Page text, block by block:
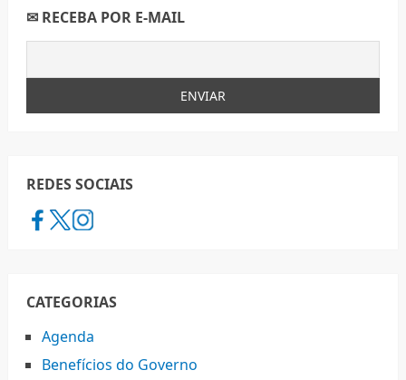
✉ RECEBA POR E-MAIL
REDES SOCIAIS
CATEGORIAS
Agenda
Benefícios do Governo